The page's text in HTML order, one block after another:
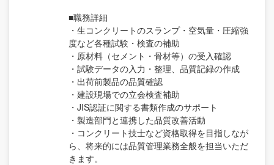
■職務詳細
・生コンクリートのスランプ・空気量・圧縮強
度など各種試験・検査の補助
・原材料（セメント・骨材等）の受入確認
・試験データの入力・整理、品質記録の作成
・出荷前製品の品質確認
・建設現場での立会検査補助
・JIS認証に関する書類作成のサポート
・製造部門と連携した品質改善活動
・コンクリート技士など資格取得を目指しなが
ら、将来的には品質管理業務全般を担当いただ
きます。